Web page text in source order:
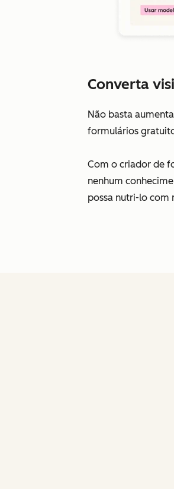
Converta
Não basta
formulários
Com o criador de
nenhum
possa nutri-lo com